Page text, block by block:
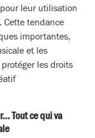
leur utilisation
Cette tendance
importantes,
et les
les droits
Tout ce qui va